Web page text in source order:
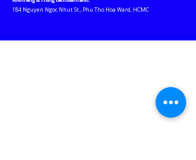
184 Nguyen Ngoc Nhut St., Phu Tho Hoa Ward, HCMC